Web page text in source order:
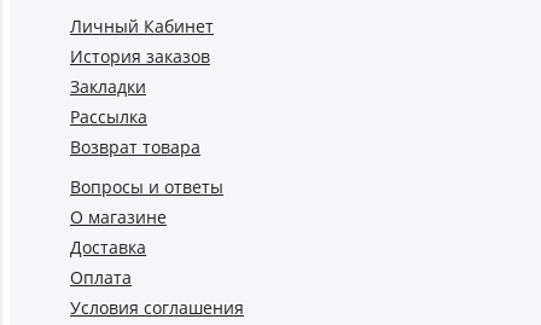
Личный Кабинет
История заказов
Закладки
Рассылка
Возврат товара
Вопросы и ответы
О магазине
Доставка
Оплата
Условия соглашения